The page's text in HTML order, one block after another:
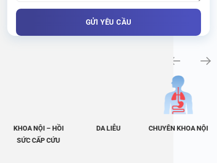
KHOA NỘI – HỒI
SỨC CẤP CỨU
DA LIỄU CHUYÊN KHOA NỘI